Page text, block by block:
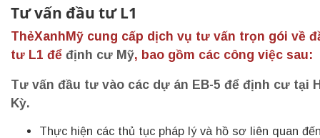
Tư vấn đầu tư L1
ThẻXanhMỹ cung cấp dịch vụ tư vấn trọn gói về
tư L1 để định cư Mỹ, bao gồm các công việc sau:
Tư vấn đầu tư vào các dự án EB-5 để định cư tại
Kỳ.
Thực hiện các thủ tục pháp lý và hồ sơ liên quan